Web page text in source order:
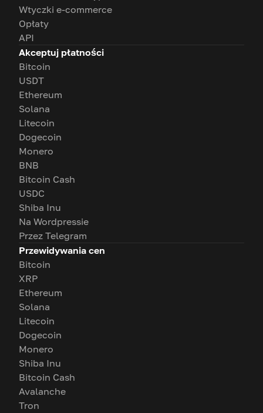
Wtyczki e-commerce
Opłaty
API
Akceptuj płatności
Bitcoin
USDT
Ethereum
Solana
Litecoin
Dogecoin
Monero
BNB
Bitcoin Cash
USDC
Shiba Inu
Na Wordpressie
Przez Telegram
Przewidywania cen
Bitcoin
XRP
Ethereum
Solana
Litecoin
Dogecoin
Monero
Shiba Inu
Bitcoin Cash
Avalanche
Tron